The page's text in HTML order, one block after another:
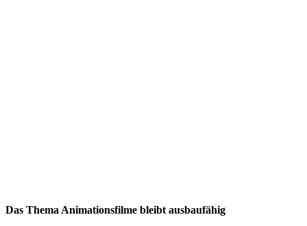
Das Thema Animationsfilme bleibt ausbaufähig